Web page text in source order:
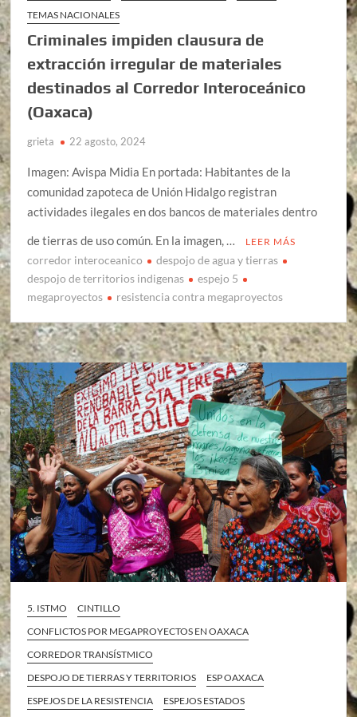
TEMAS NACIONALES
Criminales impiden clausura de
extracción irregular de materiales
destinados al Corredor Interoceánico
(Oaxaca)
grieta 22 agosto, 2024
Imagen: Avispa Midia En portada: Habitantes de la
comunidad zapoteca de Unión Hidalgo registran
actividades ilegales en dos bancos de materiales dentro
de tierras de uso común. En la imagen, …
LEER MÁS
corredor interoceanico
despojo de agua y tierras
despojo de territorios indigenas
espejo 5
megaproyectos
resistencia contra megaproyectos
5. ISTMO
CINTILLO
CONFLICTOS POR MEGAPROYECTOS EN OAXACA
CORREDOR TRANSÍSTMICO
DESPOJO DE TIERRAS Y TERRITORIOS
ESP OAXACA
ESPEJOS DE LA RESISTENCIA
ESPEJOS ESTADOS